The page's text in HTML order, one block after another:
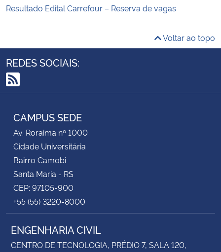
Resultado Edital Carrefour – Reserva de vagas
Voltar ao topo
REDES SOCIAIS:
RSS
CAMPUS SEDE
Av. Roraima nº 1000
Cidade Universitária
Bairro Camobi
Santa Maria - RS
CEP: 97105-900
+55 (55) 3220-8000
ENGENHARIA CIVIL
CENTRO DE TECNOLOGIA, PRÉDIO 7, SALA 120,